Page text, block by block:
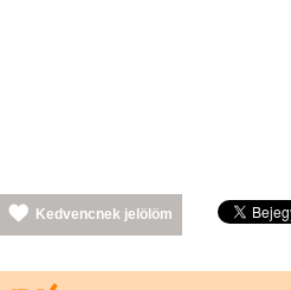
Kedvencnek jelölöm